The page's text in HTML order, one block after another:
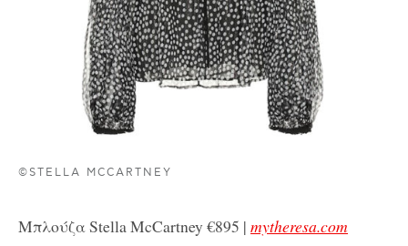
©STELLA MCCARTNEY
Μπλούζα Stella McCartney €895 | mytheresa.com